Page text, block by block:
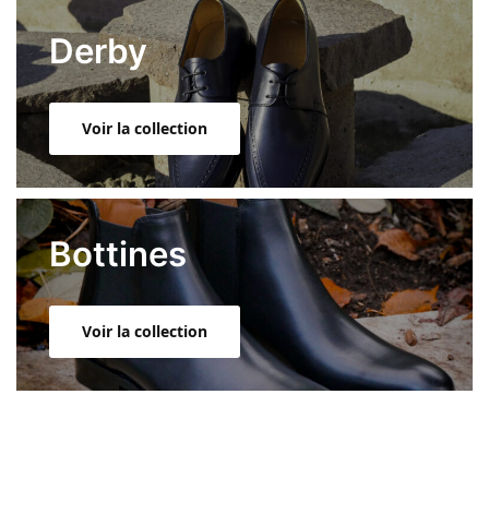
Derby
Voir la collection
Bottines
Voir la collection